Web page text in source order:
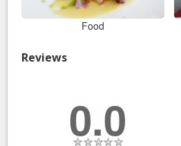
Food
Reviews
0.0